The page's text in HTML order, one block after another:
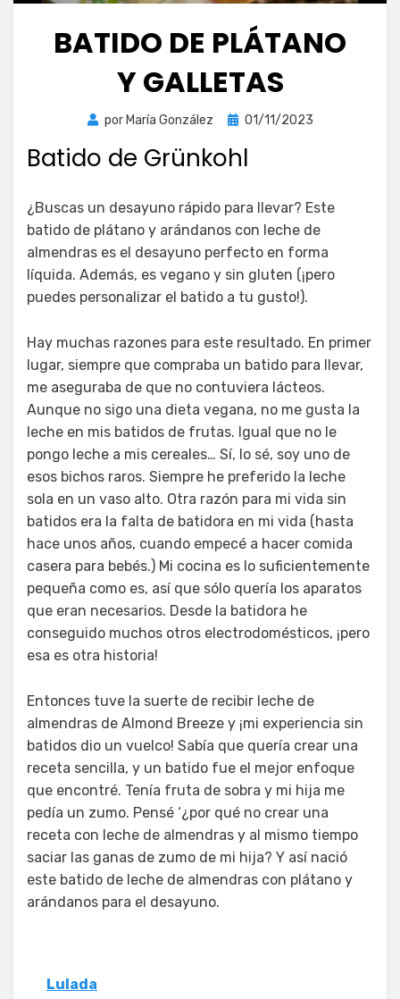
BATIDO DE PLÁTANO
Y GALLETAS
por María González
Publicada
01/11/2023
Batido de Grünkohl
¿Buscas un desayuno rápido para llevar? Este
batido de plátano y arándanos con leche de
almendras es el desayuno perfecto en forma
líquida. Además, es vegano y sin gluten (¡pero
puedes personalizar el batido a tu gusto!).
Hay muchas razones para este resultado. En primer
lugar, siempre que compraba un batido para llevar,
me aseguraba de que no contuviera lácteos.
Aunque no sigo una dieta vegana, no me gusta la
leche en mis batidos de frutas. Igual que no le
pongo leche a mis cereales… Sí, lo sé, soy uno de
esos bichos raros. Siempre he preferido la leche
sola en un vaso alto. Otra razón para mi vida sin
batidos era la falta de batidora en mi vida (hasta
hace unos años, cuando empecé a hacer comida
casera para bebés.) Mi cocina es lo suficientemente
pequeña como es, así que sólo quería los aparatos
que eran necesarios. Desde la batidora he
conseguido muchos otros electrodomésticos, ¡pero
esa es otra historia!
Entonces tuve la suerte de recibir leche de
almendras de Almond Breeze y ¡mi experiencia sin
batidos dio un vuelco! Sabía que quería crear una
receta sencilla, y un batido fue el mejor enfoque
que encontré. Tenía fruta de sobra y mi hija me
pedía un zumo. Pensé ‘¿por qué no crear una
receta con leche de almendras y al mismo tiempo
saciar las ganas de zumo de mi hija? Y así nació
este batido de leche de almendras con plátano y
arándanos para el desayuno.
Lulada